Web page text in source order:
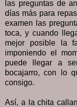
las preguntas de
días más para
examen las
toca, y cuando
mejor posible la
imponiendo el
puede llegar a
bocajarro, con lo
consigo.
Así, a la chita